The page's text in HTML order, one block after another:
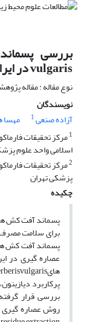
vulgaris در ایران
نوع مقاله : مقاله
نویسندگان
آزاده صنعی1 مهسا
1مرکز تحقیقات
اسلامی واحد علوم
2مرکز تحقیقات
پزشکی تهران
چکیده
پسماند آفت کش
برای سلامت مصرف
عصاره گیری در
پرکاربرد
بررسی قرار